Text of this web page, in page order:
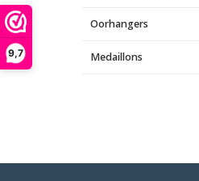
9,7
Oorhangers
Medaillons